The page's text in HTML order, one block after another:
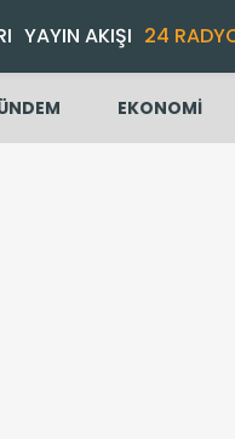
YAYIN AKIŞI 24
EKONOMİ